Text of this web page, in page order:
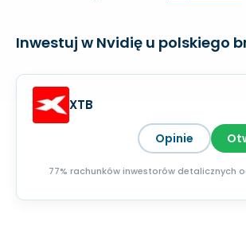
Inwestuj w Nvidię u polskiego
XTB
Opinie
77% rachunków inwestorów detalicznych